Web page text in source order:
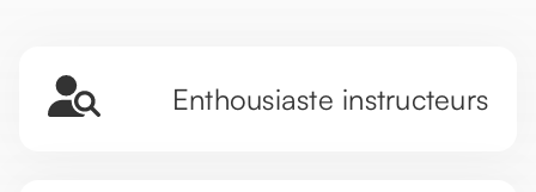
Enthousiaste instructeurs